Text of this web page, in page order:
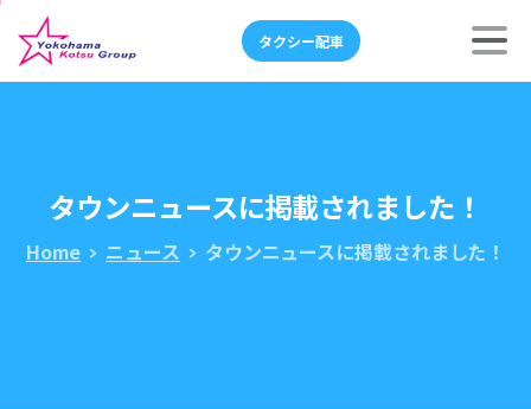
タクシー配車
タウンニュースに掲載されました！
Home ニュース タウンニュースに掲載されました！